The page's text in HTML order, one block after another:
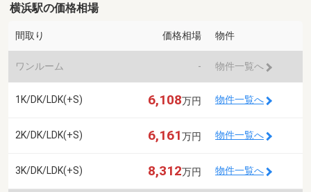
横浜駅の価格相場
間取り 価格相場 物件
ワンルーム - 物件一覧へ
1K/DK/LDK(+S) 6,108万円 物件一覧へ
2K/DK/LDK(+S) 6,161万円 物件一覧へ
3K/DK/LDK(+S) 8,312万円 物件一覧へ